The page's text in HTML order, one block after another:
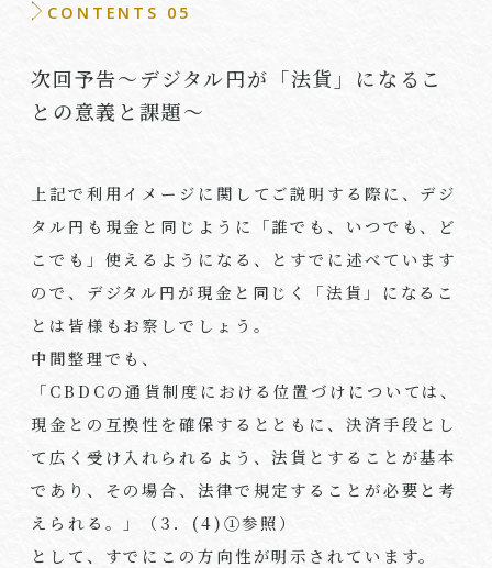
CONTENTS 05
次回予告～デジタル円が「法貨」になるこ
との意義と課題～
上記で利用イメージに関してご説明する際に、デジ
タル円も現金と同じように「誰でも、いつでも、ど
こでも」使えるようになる、とすでに述べています
ので、デジタル円が現金と同じく「法貨」になるこ
とは皆様もお察しでしょう。
中間整理でも、
「CBDCの通貨制度における位置づけについては、
現金との互換性を確保するとともに、決済手段とし
て広く受け入れられるよう、法貨とすることが基本
であり、その場合、法律で規定することが必要と考
えられる。」（ 3 ． (4)①参照）
として、すでにこの方向性が明示されています。